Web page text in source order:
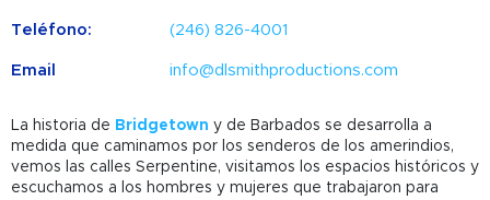
Teléfono: (246) 826-4001
Email info@dlsmithproductions.com
La historia de Bridgetown y de Barbados se desarrolla a
medida que caminamos por los senderos de los amerindios,
vemos las calles Serpentine, visitamos los espacios históricos y
escuchamos a los hombres y mujeres que trabajaron para